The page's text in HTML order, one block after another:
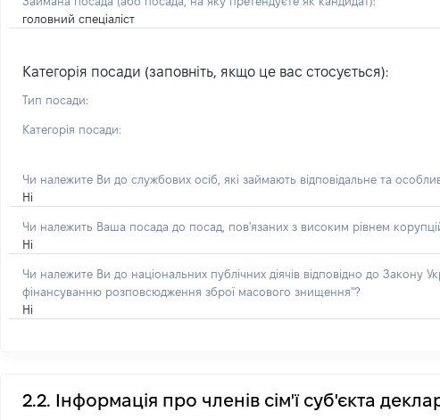
головний спеціаліст
Категорія посади (заповніть, якщо це вас стосується):
Тип посади:
Категорія посади:
Чи належите Ви до службових осіб, які займають відповідальне та
Ні
Чи належить Ваша посада до посад, пов'язаних з високим рівнем
Ні
Чи належите Ви до національних публічних діячів відповідно до Закону
фінансуванню розповсюдження зброї масового знищення"?
Ні
2.2. Інформація про членів сім'ї суб'єкта